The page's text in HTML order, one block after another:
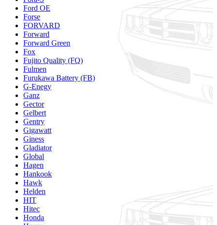
Ford OE
Forse
FORVARD
Forward
Forward Green
Fox
Fujito Quality (FQ)
Fulmen
Furukawa Battery (FB)
G-Enegy
Ganz
Gector
Gelbert
Gentry
Gigawatt
Giness
Gladiator
Global
Hagen
Hankook
Hawk
Helden
HIT
Hitec
Honda